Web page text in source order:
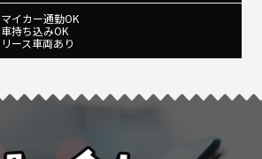
マイカー通勤OK
車持ち込みOK
リース車両あり